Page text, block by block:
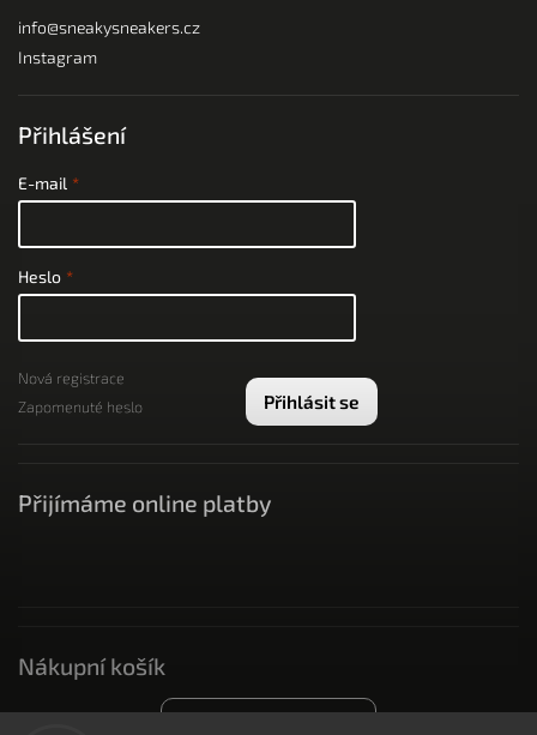
info@sneakysneakers.cz
Instagram
Přihlášení
E-mail
Heslo
Přihlásit se
Nová registrace
Zapomenuté heslo
Přijímáme online platby
Nákupní košík